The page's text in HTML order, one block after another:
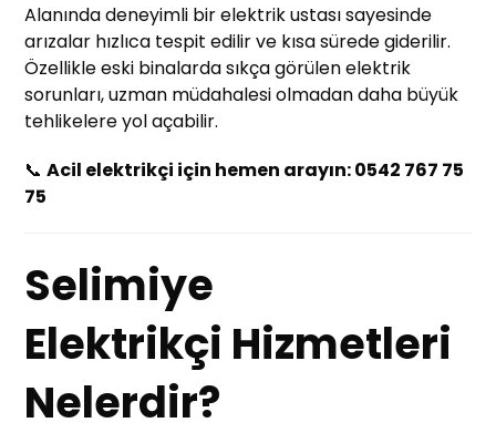
Alanında deneyimli bir elektrik ustası sayesinde
arızalar hızlıca tespit edilir ve kısa sürede giderilir.
Özellikle eski binalarda sıkça görülen elektrik
sorunları, uzman müdahalesi olmadan daha büyük
tehlikelere yol açabilir.
📞Acil elektrikçi için hemen arayın: 0542 767 75
75
Selimiye
Elektrikçi Hizmetleri
Nelerdir?